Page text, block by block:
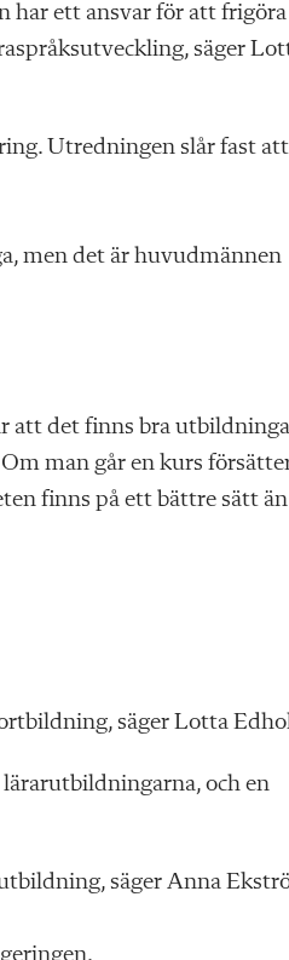
har ett ansvar för att frigöra
säger
Utredningen slår fast att
men det är huvudmännen
att det finns bra
man går en kurs
finns på ett bättre sätt än
säger Lotta
och en
säger Anna